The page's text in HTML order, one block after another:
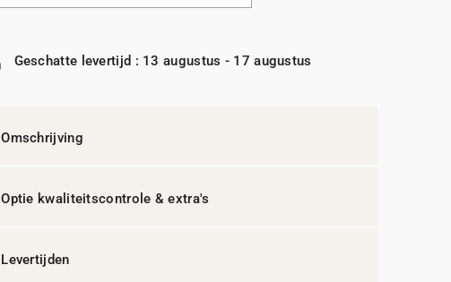
Geschatte levertijd : 13 augustus - 17 augustus
Omschrijving
Optie kwaliteitscontrole & extra's
Levertijden